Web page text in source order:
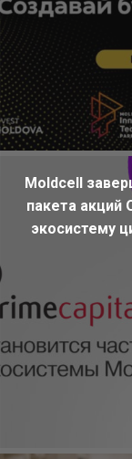
Moldcell
пакета акций
экосистему